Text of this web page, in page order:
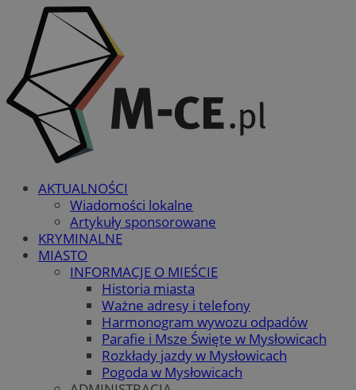
AKTUALNOŚCI
Wiadomości lokalne
Artykuły sponsorowane
KRYMINALNE
MIASTO
INFORMACJE O MIEŚCIE
Historia miasta
Ważne adresy i telefony
Harmonogram wywozu odpadów
Parafie i Msze Święte w Mysłowicach
Rozkłady jazdy w Mysłowicach
Pogoda w Mysłowicach